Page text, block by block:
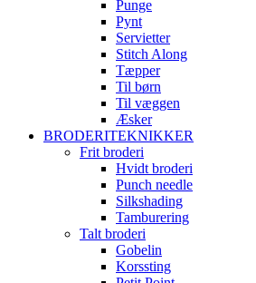
Punge
Pynt
Servietter
Stitch Along
Tæpper
Til børn
Til væggen
Æsker
BRODERITEKNIKKER
Frit broderi
Hvidt broderi
Punch needle
Silkshading
Tamburering
Talt broderi
Gobelin
Korssting